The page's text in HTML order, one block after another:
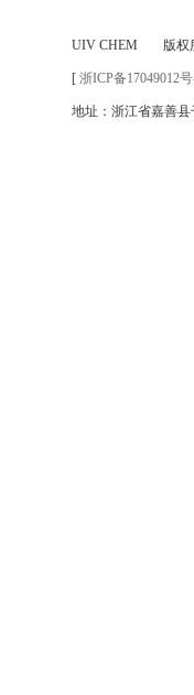
UIV CHEM 版权
[ 浙ICP备17049012
地址：浙江省嘉善